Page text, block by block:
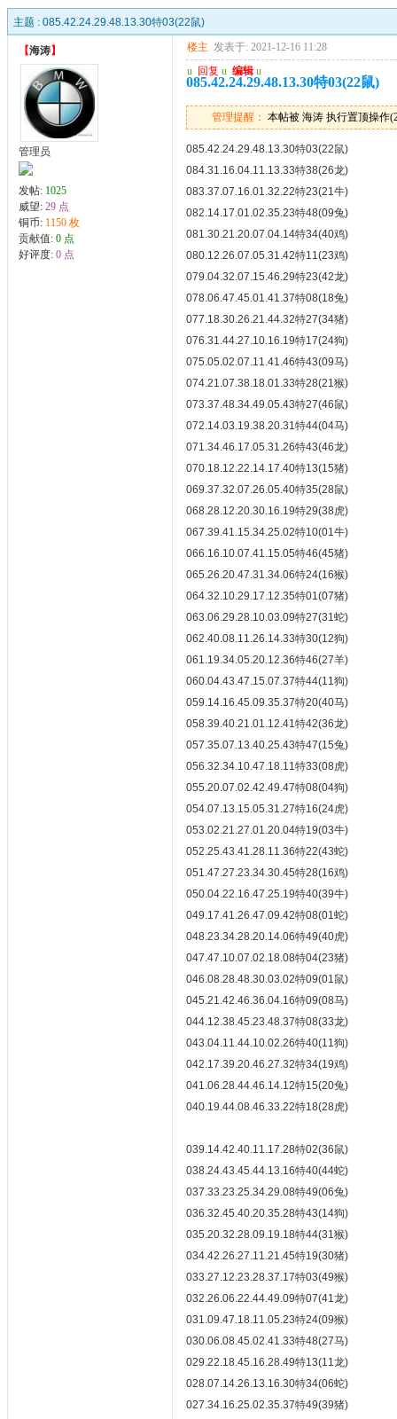
主题 : 085.42.24.29.48.13.30特03(22鼠)
【海涛】
管理员
发帖: 1025
威望: 29 点
铜币: 1150 枚
贡献值: 0 点
好评度: 0 点
楼主 发表于: 2021-12-16 11:28
u 回复 u 编辑 u
085.42.24.29.48.13.30特03(22鼠)
管理提醒： 本帖被 海涛 执行置顶操作
085.42.24.29.48.13.30特03(22鼠)
084.31.16.04.11.13.33特38(26龙)
083.37.07.16.01.32.22特23(21牛)
082.14.17.01.02.35.23特48(09兔)
081.30.21.20.07.04.14特34(40鸡)
080.12.26.07.05.31.42特11(23鸡)
079.04.32.07.15.46.29特23(42龙)
078.06.47.45.01.41.37特08(18兔)
077.18.30.26.21.44.32特27(34猪)
076.31.44.27.10.16.19特17(24狗)
075.05.02.07.11.41.46特43(09马)
074.21.07.38.18.01.33特28(21猴)
073.37.48.34.49.05.43特27(46鼠)
072.14.03.19.38.20.31特44(04马)
071.34.46.17.05.31.26特43(46龙)
070.18.12.22.14.17.40特13(15猪)
069.37.32.07.26.05.40特35(28鼠)
068.28.12.20.30.16.19特29(38虎)
067.39.41.15.34.25.02特10(01牛)
066.16.10.07.41.15.05特46(45猪)
065.26.20.47.31.34.06特24(16猴)
064.32.10.29.17.12.35特01(07猪)
063.06.29.28.10.03.09特27(31蛇)
062.40.08.11.26.14.33特30(12狗)
061.19.34.05.20.12.36特46(27羊)
060.04.43.47.15.07.37特44(11狗)
059.14.16.45.09.35.37特20(40马)
058.39.40.21.01.12.41特42(36龙)
057.35.07.13.40.25.43特47(15兔)
056.32.34.10.47.18.11特33(08虎)
055.20.07.02.42.49.47特08(04狗)
054.07.13.15.05.31.27特16(24虎)
053.02.21.27.01.20.04特19(03牛)
052.25.43.41.28.11.36特22(43蛇)
051.47.27.23.34.30.45特28(16鸡)
050.04.22.16.47.25.19特40(39牛)
049.17.41.26.47.09.42特08(01蛇)
048.23.34.28.20.14.06特49(40虎)
047.47.10.07.02.18.08特04(23猪)
046.08.28.48.30.03.02特09(01鼠)
045.21.42.46.36.04.16特09(08马)
044.12.38.45.23.48.37特08(33龙)
043.04.11.44.10.02.26特40(11狗)
042.17.39.20.46.27.32特34(19鸡)
041.06.28.44.46.14.12特15(20兔)
040.19.44.08.46.33.22特18(28虎)
039.14.42.40.11.17.28特02(36鼠)
038.24.43.45.44.13.16特40(44蛇)
037.33.23.25.34.29.08特49(06兔)
036.32.45.40.20.35.28特43(14狗)
035.20.32.28.09.19.18特44(31猴)
034.42.26.27.11.21.45特19(30猪)
033.27.12.23.28.37.17特03(49猴)
032.26.06.22.44.49.09特07(41龙)
031.09.47.18.11.05.23特24(09猴)
030.06.08.45.02.41.33特48(27马)
029.22.18.45.16.28.49特13(11龙)
028.07.14.26.13.16.30特34(06蛇)
027.34.16.25.02.35.37特49(39猪)